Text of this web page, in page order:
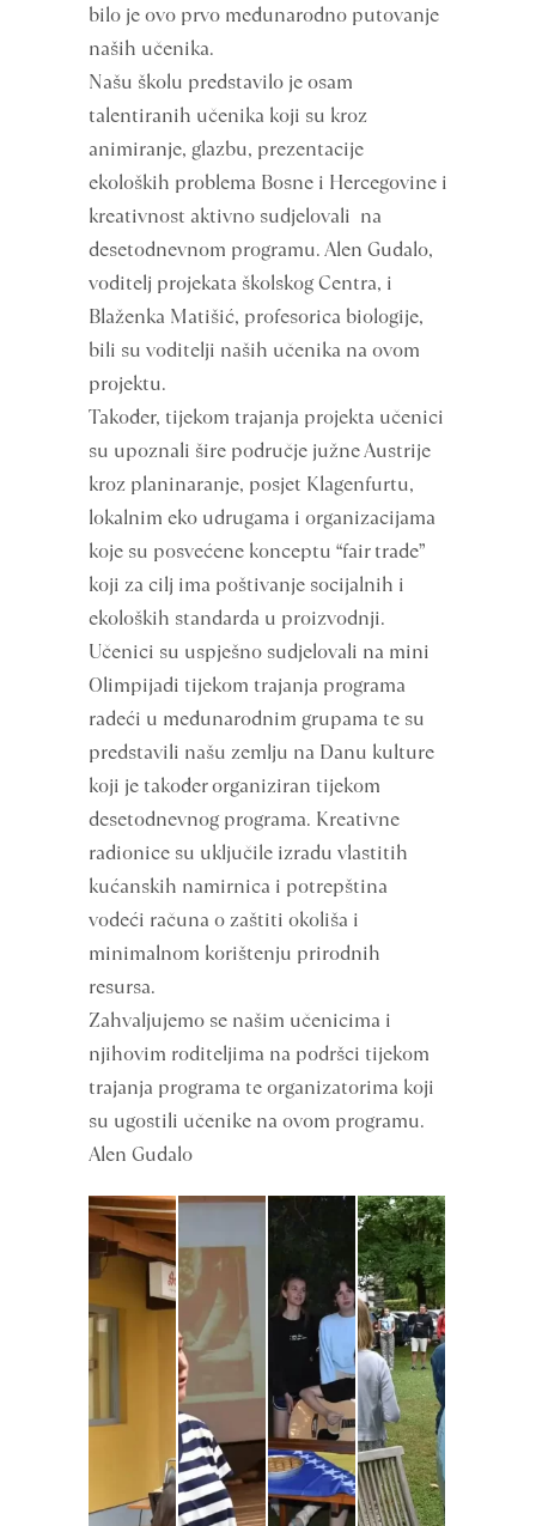
bilo je ovo prvo međunarodno putovanje
naših učenika.
Našu školu predstavilo je osam
talentiranih učenika koji su kroz
animiranje, glazbu, prezentacije
ekoloških problema Bosne i Hercegovine i
kreativnost aktivno sudjelovali na
desetodnevnom programu. Alen Gudalo,
voditelj projekata školskog Centra, i
Blaženka Matišić, profesorica biologije,
bili su voditelji naših učenika na ovom
projektu.
Također, tijekom trajanja projekta učenici
su upoznali šire područje južne Austrije
kroz planinaranje, posjet Klagenfurtu,
lokalnim eko udrugama i organizacijama
koje su posvećene konceptu “fair trade”
koji za cilj ima poštivanje socijalnih i
ekoloških standarda u proizvodnji.
Učenici su uspješno sudjelovali na mini
Olimpijadi tijekom trajanja programa
radeći u međunarodnim grupama te su
predstavili našu zemlju na Danu kulture
koji je također organiziran tijekom
desetodnevnog programa. Kreativne
radionice su uključile izradu vlastitih
kućanskih namirnica i potrepština
vodeći računa o zaštiti okoliša i
minimalnom korištenju prirodnih
resursa.
Zahvaljujemo se našim učenicima i
njihovim roditeljima na podršci tijekom
trajanja programa te organizatorima koji
su ugostili učenike na ovom programu.
Alen Gudalo